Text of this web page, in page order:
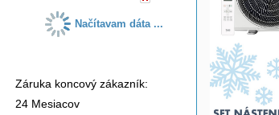
Načítavam dáta ...
Záruka koncový zákazník:
24 Mesiacov